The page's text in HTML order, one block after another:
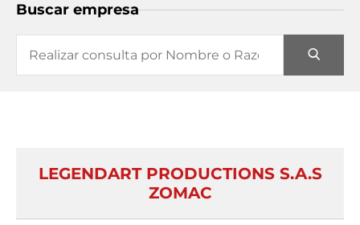
Buscar empresa
LEGENDART PRODUCTIONS S.A.S
ZOMAC